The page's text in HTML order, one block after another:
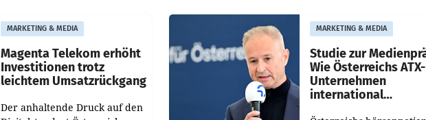
PR-Agentur an der Seite von
Josef Kalina und Anna Kalina-
Mahr.
Manipulation und Zensur
der Agentur während
MARKETING & MEDIA
Magenta Telekom erhöht
Investitionen trotz
leichtem Umsatzrückgang
Der anhaltende Druck auf den
MARKETING & MEDIA
Studie zur
Wie Österreichs ATX-
Unternehmen
international